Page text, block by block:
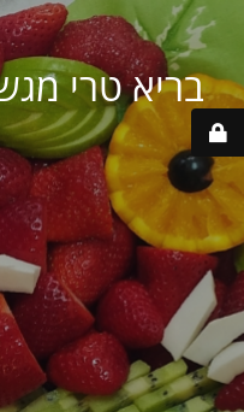
בריא טרי